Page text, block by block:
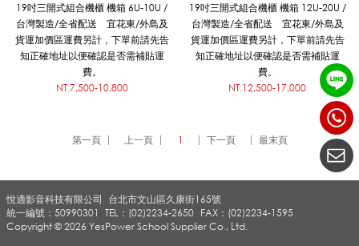
箱
9
19吋三開式組合機櫃 機箱 6U-10U /
台灣製造/全省配送 宜花東/外島及
貨運加價區運費另計，下單前請先告
知正確地址以便確認是否需補貼運
費。
NT.7,500-10,800
19吋三開式組合機櫃 機箱 12U-20U /
台灣製造/全省配送 宜花東/外島及
貨運加價區運費另計，下單前請先告
知正確地址以便確認是否需補貼運
費。
NT.12,500-17,000
第一頁 上一頁 1 下一頁 最末頁
悅適影音科技有限公司
TEL：(02)2234-2650 FAX：(02)2234-1595
台北市文山區久康街165號
統一編號：50990301
Copyright © 2026 YesPower School Supplier Co., Ltd.